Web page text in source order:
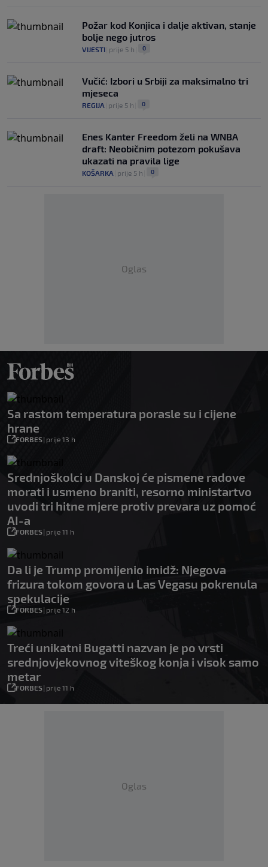
Požar kod Konjica i dalje aktivan, stanje
bolje nego jutros
VIJESTI prije 5 h 0
Vučić: Izbori u Srbiji za maksimalno tri
mjeseca
REGIJA prije 5 h 0
Enes Kanter Freedom želi na WNBA
draft: Neobičnim potezom pokušava
ukazati na pravila lige
KOŠARKA prije 5 h 0
Oglas
Sa rastom temperatura porasle su i cijene
hrane
FORBES| prije 13 h
Srednjoškolci u Danskoj će pismene radove
morati i usmeno braniti, resorno ministartvo
uvodi tri hitne mjere protiv prevara uz pomoć
AI-a
FORBES| prije 11 h
Da li je Trump promijenio imidž: Njegova
frizura tokom govora u Las Vegasu pokrenula
spekulacije
FORBES| prije 12 h
Treći unikatni Bugatti nazvan je po vrsti
srednjovjekovnog viteškog konja i visok samo
metar
FORBES| prije 11 h
Oglas